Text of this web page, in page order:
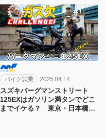
バイク試乗 2025.04.14
スズキバーグマンストリート
125EXはガソリン満タンでどこ
までイケる？ 東京・日本橋か